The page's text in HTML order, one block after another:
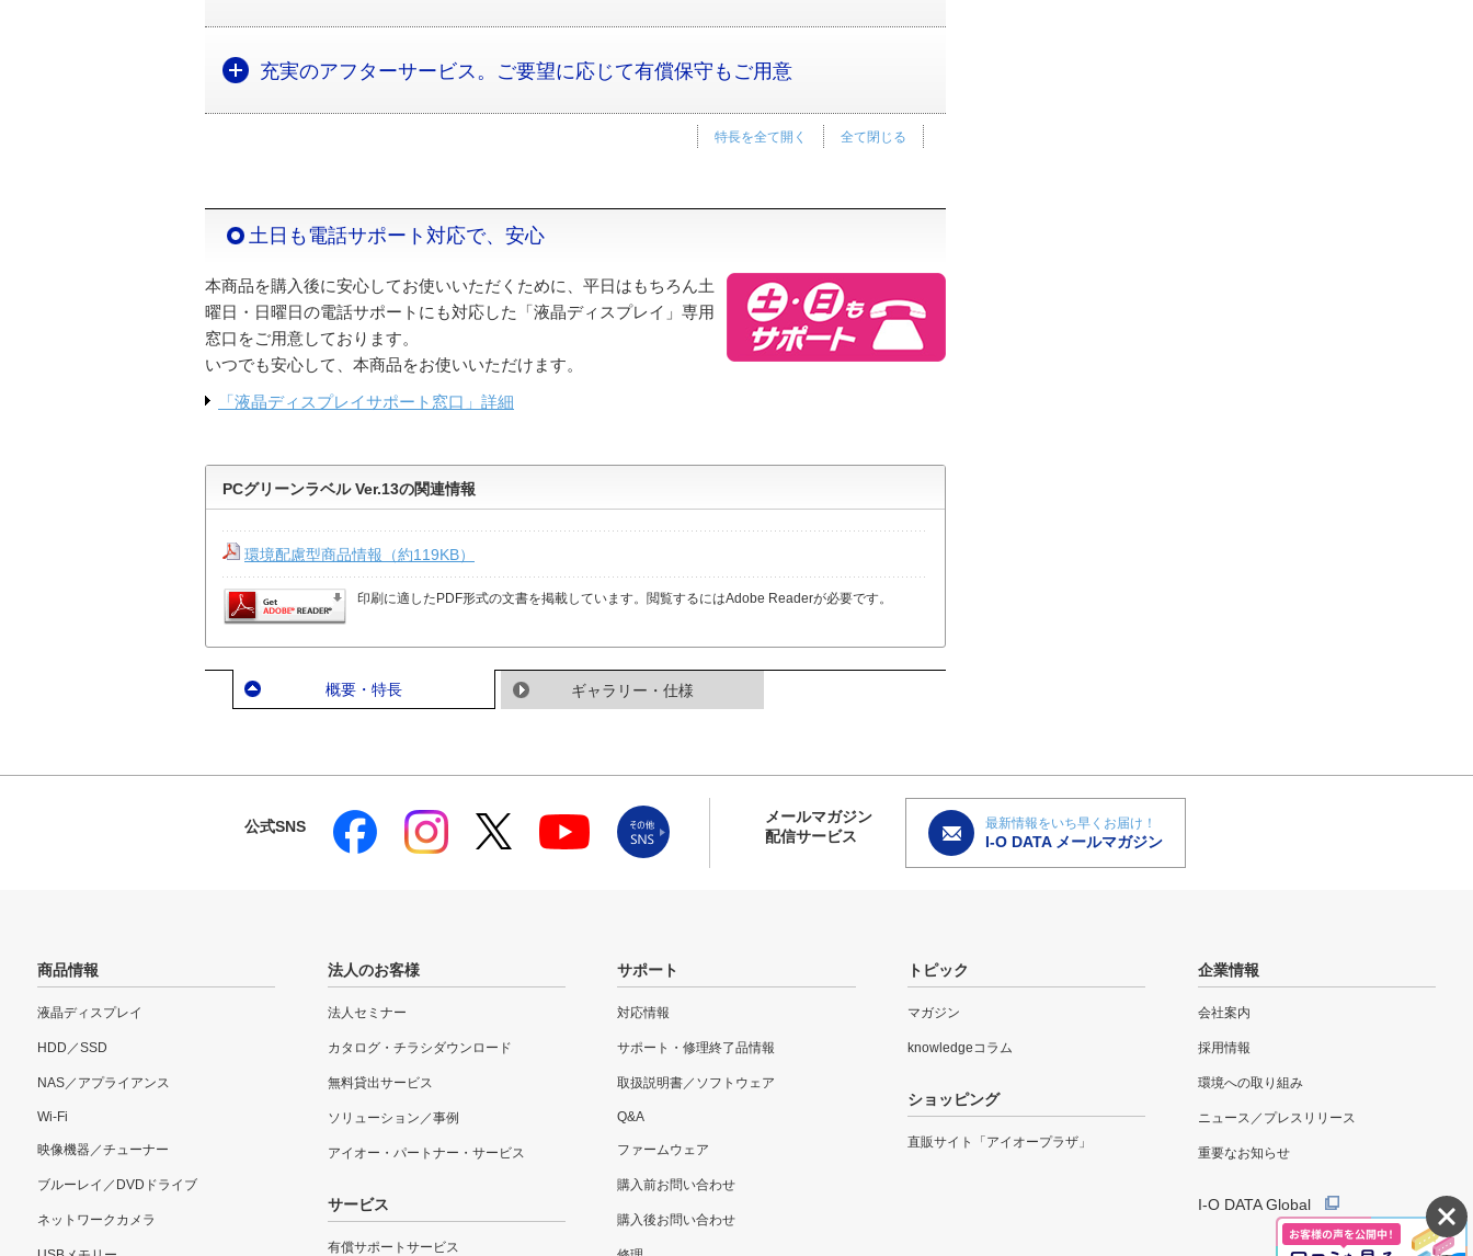
充実のアフターサービス。ご要望に応じて有償保守もご用意
全て閉じる
特長を全て開く
土日も電話サポート対応で、安心
本商品を購入後に安心してお使いいただくために、平日はもちろん土
曜日・日曜日の電話サポートにも対応した「液晶ディスプレイ」専用
窓口をご用意しております。
いつでも安心して、本商品をお使いいただけます。
「液晶ディスプレイサポート窓口」詳細
PCグリーンラベル Ver.13の関連情報
環境配慮型商品情報（約119KB）
印刷に適したPDF形式の文書を掲載しています。閲覧するにはAdobe Readerが必要です。
概要・特長 ギャラリー・仕様
公式SNS
メールマガジン
配信サービス
最新情報をいち早くお届け！
I-O DATA メールマガジン
商品情報
液晶ディスプレイ
HDD／SSD
NAS／アプライアンス
Wi-Fi
映像機器／チューナー
ブルーレイ／DVDドライブ
ネットワークカメラ
法人のお客様
法人セミナー
カタログ・チラシダウンロード
無料貸出サービス
ソリューション／事例
アイオー・パートナー・サービス
サービス
有償サポートサービス
サポート
対応情報
サポート・修理終了品情報
取扱説明書／ソフトウェア
Q&A
ファームウェア
購入前お問い合わせ
購入後お問い合わせ
トピック
マガジン
knowledgeコラム
ショッピング
直販サイト「アイオープラザ」
企業情報
会社案内
採用情報
環境への取り組み
ニュース／プレスリリース
重要なお知らせ
I-O DATA Global